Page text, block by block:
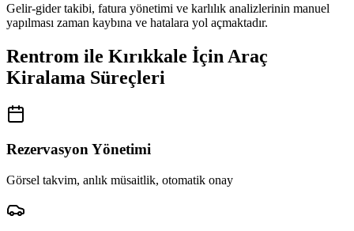
Gelir-gider takibi, fatura yönetimi ve karlılık analizlerinin manuel
yapılması zaman kaybına ve hatalara yol açmaktadır.
Rentrom ile Kırıkkale İçin Araç
Kiralama Süreçleri
Rezervasyon Yönetimi
Görsel takvim, anlık müsaitlik, otomatik onay